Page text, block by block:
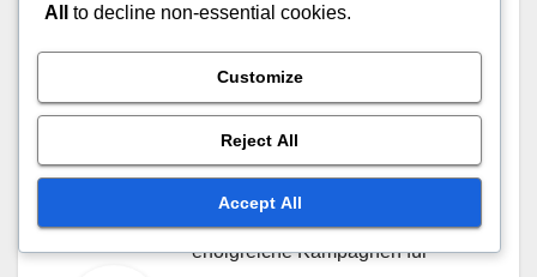
Leonie Graf ist eine
leidenschaftliche Expertin für
Influencer-Marketing mit über
fünf Jahren Erfahrung in der
Branche. Sie hat zahlreiche
erfolgreiche Kampagnen für
All
to decline non-essential cookies.
Customize
Reject All
Accept All